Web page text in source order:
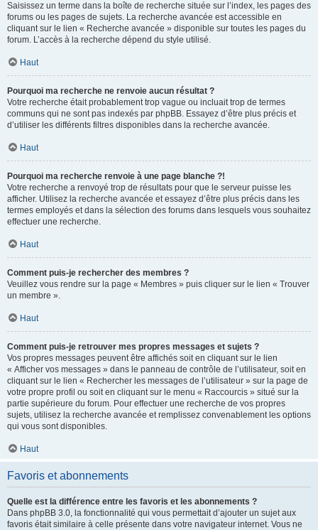
Saisissez un terme dans la boîte de recherche située sur l’index, les pages des
forums ou les pages de sujets. La recherche avancée est accessible en
cliquant sur le lien « Recherche avancée » disponible sur toutes les pages du
forum. L’accès à la recherche dépend du style utilisé.
Haut
Pourquoi ma recherche ne renvoie aucun résultat ?
Votre recherche était probablement trop vague ou incluait trop de termes
communs qui ne sont pas indexés par phpBB. Essayez d’être plus précis et
d’utiliser les différents filtres disponibles dans la recherche avancée.
Haut
Pourquoi ma recherche renvoie à une page blanche ?!
Votre recherche a renvoyé trop de résultats pour que le serveur puisse les
afficher. Utilisez la recherche avancée et essayez d’être plus précis dans les
termes employés et dans la sélection des forums dans lesquels vous souhaitez
effectuer une recherche.
Haut
Comment puis-je rechercher des membres ?
Veuillez vous rendre sur la page « Membres » puis cliquer sur le lien « Trouver
un membre ».
Haut
Comment puis-je retrouver mes propres messages et sujets ?
Vos propres messages peuvent être affichés soit en cliquant sur le lien
« Afficher vos messages » dans le panneau de contrôle de l’utilisateur, soit en
cliquant sur le lien « Rechercher les messages de l’utilisateur » sur la page de
votre propre profil ou soit en cliquant sur le menu « Raccourcis » situé sur la
partie supérieure du forum. Pour effectuer une recherche de vos propres
sujets, utilisez la recherche avancée et remplissez convenablement les options
qui vous sont disponibles.
Haut
Favoris et abonnements
Quelle est la différence entre les favoris et les abonnements ?
Dans phpBB 3.0, la fonctionnalité qui vous permettait d’ajouter un sujet aux
favoris était similaire à celle présente dans votre navigateur internet. Vous ne